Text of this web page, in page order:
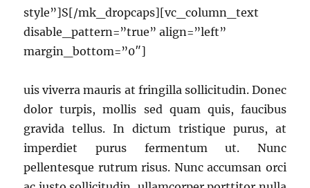
style”]S[/mk_dropcaps][vc_column_text
disable_pattern=”true” align=”left”
margin_bottom=”0″]
uis viverra mauris at fringilla sollicitudin. Donec
dolor turpis, mollis sed quam quis, faucibus
gravida tellus. In dictum tristique purus, at
imperdiet purus fermentum ut. Nunc
pellentesque rutrum risus. Nunc accumsan orci